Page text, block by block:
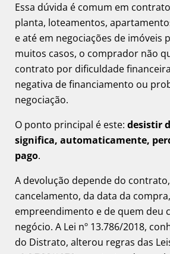
Essa dúvida é comum em
planta, loteamentos,
e até em negociações de imóveis
muitos casos, o comprador não
contrato por dificuldade
negativa de financiamento ou
negociação.
O ponto principal é este: desistir
significa, automaticamente,
pago.
A devolução depende do
cancelamento, da data da
empreendimento e de quem deu
negócio. A Lei nº 13.786/2018,
do Distrato, alterou regras das